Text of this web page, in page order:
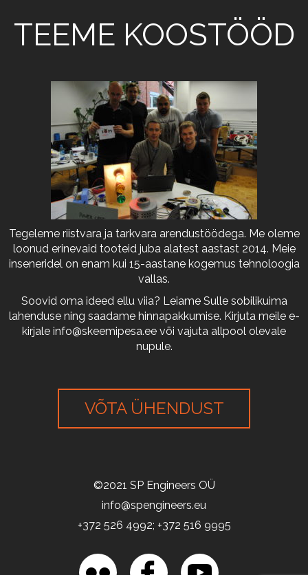
TEEME KOOSTÖÖD
Tegeleme riistvara ja tarkvara arendustöödega. Me oleme
loonud erinevaid tooteid juba alatest aastast 2014. Meie
inseneridel on enam kui 15-aastane kogemus tehnoloogia
vallas.
Soovid oma ideed ellu viia? Leiame Sulle sobilikuima
lahenduse ning saadame hinnapakkumise. Kirjuta meile e-
kirjale info@skeemipesa.ee või vajuta allpool olevale
nupule.
VÕTA ÜHENDUST
©2021 SP Engineers OÜ
info@spengineers.eu
+372 526 4992; +372 516 9995